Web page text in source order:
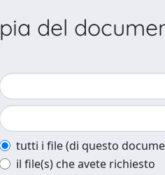
del
tutti i file (di questo
il file(s) che avete richiesto